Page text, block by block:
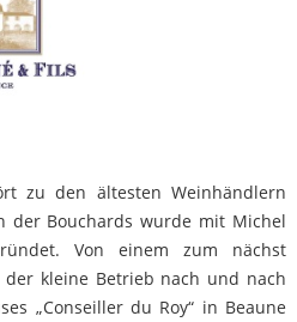
zu den ältesten Weinhändlern
der Bouchards wurde mit Michel
Von einem zum nächst
der kleine Betrieb nach und nach
„Conseiller du Roy“ in Beaune